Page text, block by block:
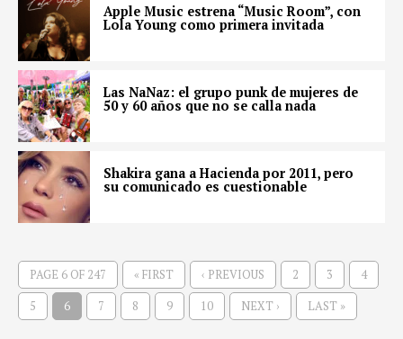
Apple Music estrena “Music Room”, con
Lola Young como primera invitada
Las NaNaz: el grupo punk de mujeres de
50 y 60 años que no se calla nada
Shakira gana a Hacienda por 2011, pero
su comunicado es cuestionable
PAGE 6 OF 247 « FIRST ‹ PREVIOUS 2 3 4
5 6 7 8 9 10 NEXT › LAST »